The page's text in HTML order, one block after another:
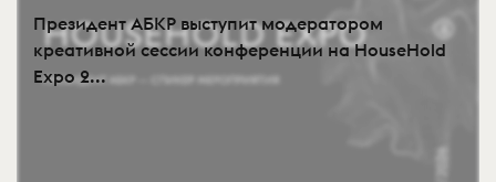
Президент АБКР выступит модератором
креативной сессии конференции на HouseHold
Expo 2...